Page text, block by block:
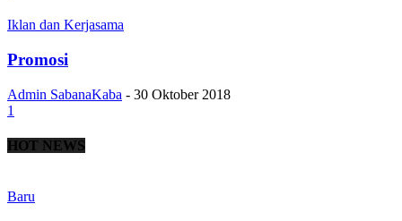
Iklan dan Kerjasama
Promosi
Admin SabanaKaba - 30 Oktober 2018
1
HOT NEWS
Baru